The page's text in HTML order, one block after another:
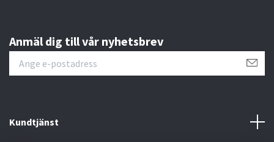
Anmäl dig till vår nyhetsbrev
Kundtjänst